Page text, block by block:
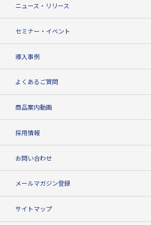
ニュース・リリース
セミナー・イベント
導入事例
よくあるご質問
商品案内動画
採用情報
お問い合わせ
メールマガジン登録
サイトマップ